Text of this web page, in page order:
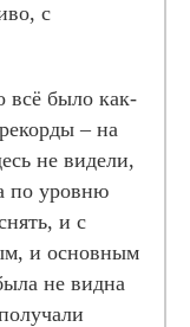
с
всё было как-
– на
не видели,
по уровню
и с
и основным
не видна